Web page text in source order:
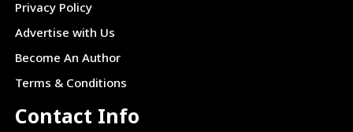
Privacy Policy
Advertise with Us
Become An Author
Terms & Conditions
Contact Info